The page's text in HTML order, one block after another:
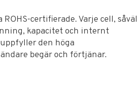
certifierade. Varje cell, såväl
kapacitet och internt
den höga
begär och förtjänar.